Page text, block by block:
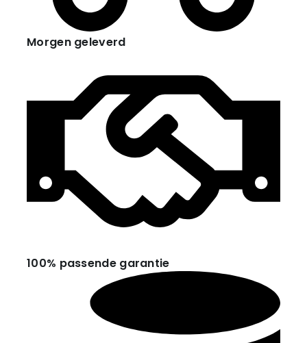
Morgen geleverd
100% passende garantie